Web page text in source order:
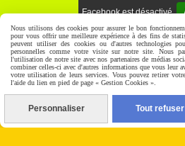
Facebook est désactivé.
Mentions Légales Gestion
Nous utilisons des cookies pour assurer le bon
pour vous offrir une meilleure expérience à des fins de
peuvent utiliser des cookies ou d'autres technologies
personnelles comme votre visite sur notre site. Nous
l'utilisation de notre site avec nos partenaires de médias
combiner celles-ci avec d'autres informations que vous leur
votre utilisation de leurs services. Vous pouvez retirer
l'aide du lien en pied de page « Gestion Cookies ».
Personnaliser Tout refuser